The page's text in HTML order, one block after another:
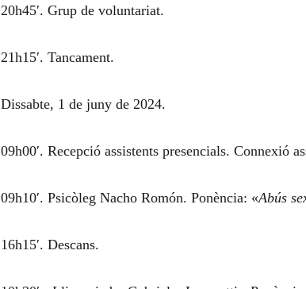
20h45′. Grup de voluntariat.
21h15′. Tancament.
Dissabte, 1 de juny de 2024.
09h00′. Recepció assistents presencials. Connexió
09h10′. Psicòleg Nacho Romón. Ponència: «Abús
16h15′. Descans.